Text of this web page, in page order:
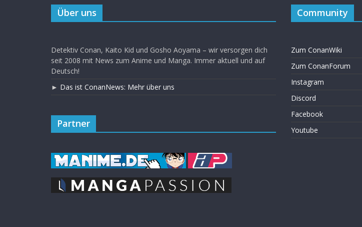
Über uns
Detektiv Conan, Kaito Kid und Gosho Aoyama – wir versorgen dich
seit 2008 mit News zum Anime und Manga. Immer aktuell und auf
Deutsch!
► Das ist ConanNews: Mehr über uns
Partner
Community
Zum ConanWiki
Zum ConanForum
Instagram
Discord
Facebook
Youtube